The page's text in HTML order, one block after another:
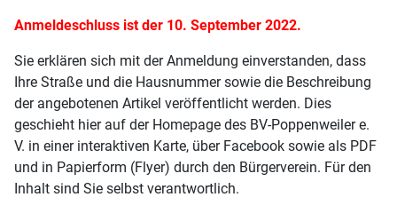
Anmeldeschluss ist der 10. September 2022.
Sie erklären sich mit der Anmeldung einverstanden, dass
Ihre Straße und die Hausnummer sowie die Beschreibung
der angebotenen Artikel veröffentlicht werden. Dies
geschieht hier auf der Homepage des BV-Poppenweiler e.
V. in einer interaktiven Karte, über Facebook sowie als PDF
und in Papierform (Flyer) durch den Bürgerverein. Für den
Inhalt sind Sie selbst verantwortlich.